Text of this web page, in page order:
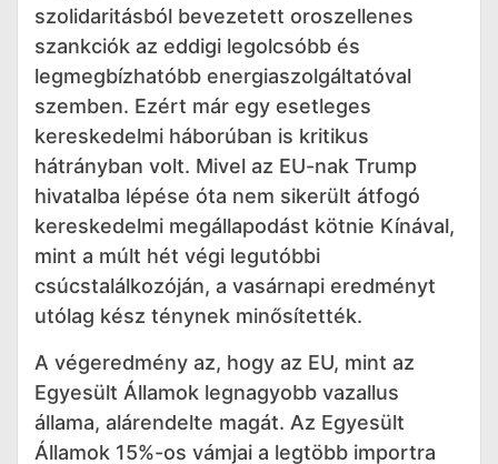
szolidaritásból bevezetett oroszellenes
szankciók az eddigi legolcsóbb és
legmegbízhatóbb energiaszolgáltatóval
szemben. Ezért már egy esetleges
kereskedelmi háborúban is kritikus
hátrányban volt. Mivel az EU-nak Trump
hivatalba lépése óta nem sikerült átfogó
kereskedelmi megállapodást kötnie Kínával,
mint a múlt hét végi legutóbbi
csúcstalálkozóján, a vasárnapi eredményt
utólag kész ténynek minősítették.
A végeredmény az, hogy az EU, mint az
Egyesült Államok legnagyobb vazallus
állama, alárendelte magát. Az Egyesült
Államok 15%-os vámjai a legtöbb importra